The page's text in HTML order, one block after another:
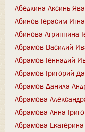
Абедкина Аксинь
Абинов Герасим
Абинова Агриппина
Абрамов Василий
Абрамов Геннадий
Абрамов Григорий
Абрамов Данила
Абрамова
Абрамова Анна
Абрамова